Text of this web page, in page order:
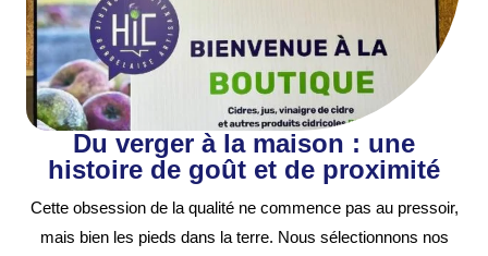
Du verger à la maison : une
histoire de goût et de proximité
Cette obsession de la qualité ne commence pas au pressoir,
mais bien les pieds dans la terre. Nous sélectionnons nos